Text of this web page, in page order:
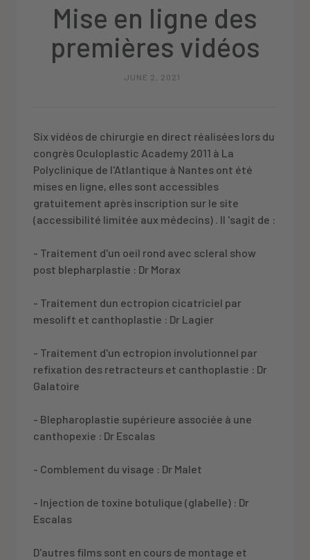
Mise en ligne des
premières vidéos
JUNE 2, 2021
Six vidéos de chirurgie en direct réalisées lors du
congrès Oculoplastic Academy 2011 à La
Polyclinique de l'Atlantique à Nantes ont été
mises en ligne, elles sont accessibles
gratuitement après inscription sur le site
(accessibilité limitée aux médecins) . Il 'sagit de :
- Traitement d'un oeil rond avec scleral show
post blepharplastie : Dr Morax
- Traitement dun ectropion cicatriciel par
mesolift et canthoplastie : Dr Lagier
- Traitement d'un ectropion involutionnel par
refixation des retracteurs et canthoplastie : Dr
Galatoire
- Blepharoplastie supérieure associée à une
canthopexie : Dr Escalas
- Comblement du visage : Dr Malet
- Injection de toxine botulique (glabelle) : Dr
Escalas
D'autres films sont en cours de montage et